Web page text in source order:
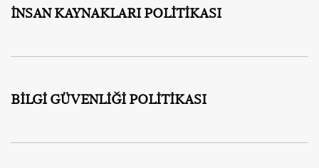
İNSAN KAYNAKLARI POLİTİKASI
BİLGİ GÜVENLİĞİ POLİTİKASI